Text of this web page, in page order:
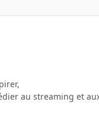
au streaming et